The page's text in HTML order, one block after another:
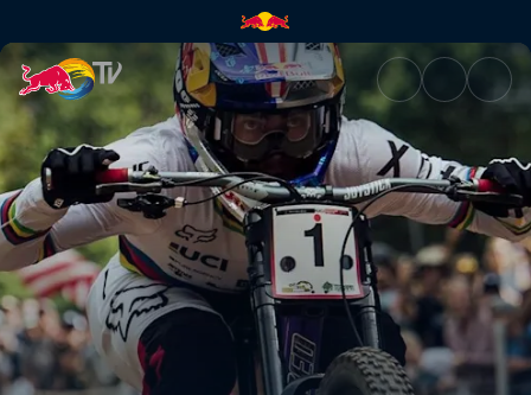
Copa do Mundo de